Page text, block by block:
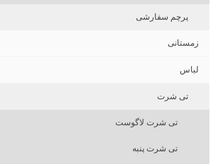
پرچم سفارشی
زمستانی
لباس
تی شرت
تی شرت لاگوست
تی شرت پنبه